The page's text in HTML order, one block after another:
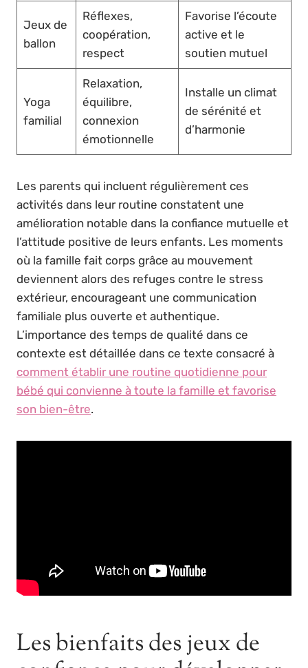
Jeux de
ballon
Réflexes,
coopération,
respect
Favorise l’écoute
active et le
soutien mutuel
Yoga
familial
Relaxation,
équilibre,
connexion
émotionnelle
Installe un climat
de sérénité et
d’harmonie
Les parents qui incluent régulièrement ces
activités dans leur routine constatent une
amélioration notable dans la confiance mutuelle et
l’attitude positive de leurs enfants. Les moments
où la famille fait corps grâce au mouvement
deviennent alors des refuges contre le stress
extérieur, encourageant une communication
familiale plus ouverte et authentique.
L’importance des temps de qualité dans ce
contexte est détaillée dans ce texte consacré à
comment établir une routine quotidienne pour
bébé qui convienne à toute la famille et favorise
son bien-être.
Les bienfaits des jeux de